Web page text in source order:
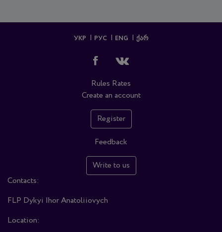
УКР РУС ENG ᲥᲐᲠ
Rules Rates
Create an account
Register
Feedback
Write to us
Contacts:
FLP Dykyi Ihor Anatoliiovych
Location: